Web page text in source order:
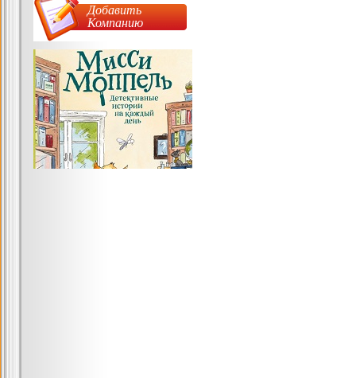
Добавить
Компанию